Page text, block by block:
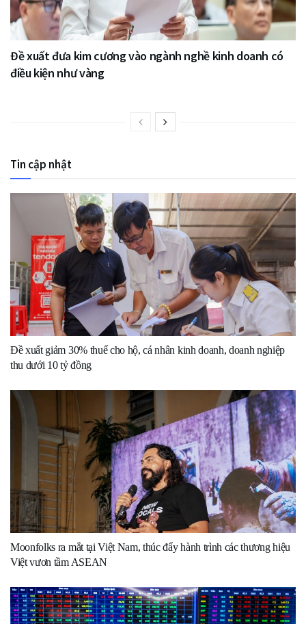
Đề xuất đưa kim cương vào ngành nghề kinh doanh có
điều kiện như vàng
Tin cập nhật
Đề xuất giảm 30% thuế cho hộ, cá nhân kinh doanh, doanh nghiệp
thu dưới 10 tỷ đồng
Moonfolks ra mắt tại Việt Nam, thúc đẩy hành trình các thương hiệu
Việt vươn tầm ASEAN